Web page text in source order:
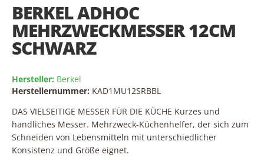
BERKEL ADHOC
MEHRZWECKMESSER 12CM
SCHWARZ
Hersteller: Berkel
Herstellernummer: KAD1MU12SRBBL
DAS VIELSEITIGE MESSER FÜR DIE KÜCHE Kurzes und
handliches Messer. Mehrzweck-Küchenhelfer, der sich zum
Schneiden von Lebensmitteln mit unterschiedlicher
Konsistenz und Größe eignet.
beginning
of
the
images
gallery